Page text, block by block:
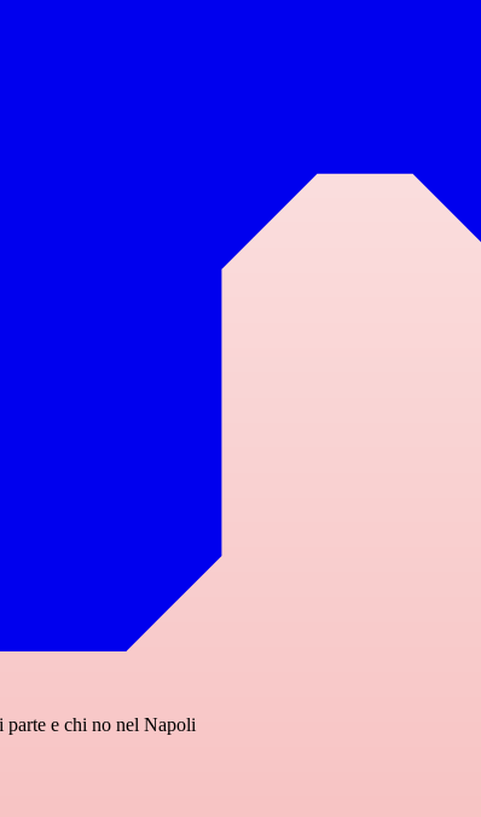
e chi no nel Napoli